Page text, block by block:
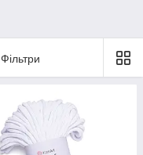
Фільтри